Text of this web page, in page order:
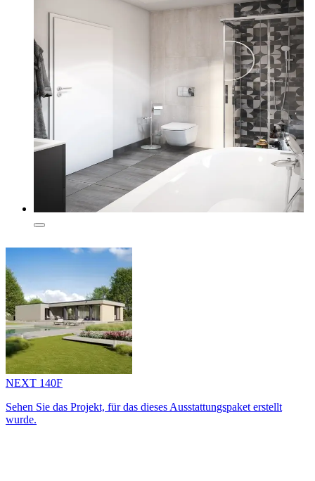
NEXT 140F
Sehen Sie das Projekt, für das dieses Ausstattungs­paket erstellt
wurde.